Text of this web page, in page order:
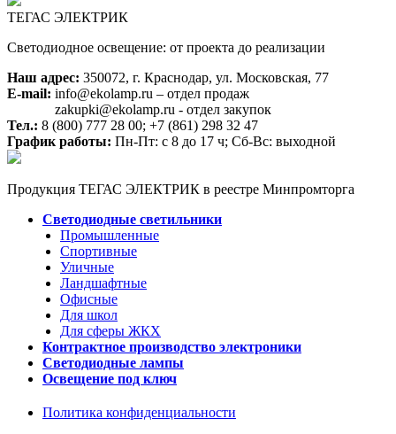
ТЕГАС ЭЛЕКТРИК
Светодиодное освещение: от проекта до реализации
Наш адрес: 350072, г. Краснодар, ул. Московская, 77
E-mail: info@ekolamp.ru – отдел продаж
zakupki@ekolamp.ru - отдел закупок
Тел.: 8 (800) 777 28 00; +7 (861) 298 32 47
График работы: Пн-Пт: с 8 до 17 ч; Сб-Вс: выходной
Продукция ТЕГАС ЭЛЕКТРИК в реестре Минпромторга
Светодиодные светильники
Промышленные
Спортивные
Уличные
Ландшафтные
Офисные
Для школ
Для сферы ЖКХ
Контрактное производство электроники
Светодиодные лампы
Освещение под ключ
Политика конфиденциальности